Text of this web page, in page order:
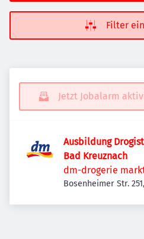
Filter
Jetzt Jobalarm
Ausbildung
Bad Kreuznach
dm-drogerie markt
Bosenheimer Str.